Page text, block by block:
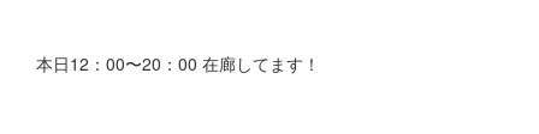
本日12：00〜20：00 在廊してます！